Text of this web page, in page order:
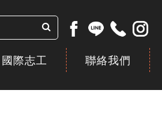
國際志工 聯絡我們